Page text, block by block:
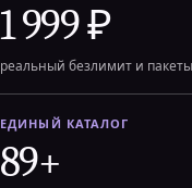
1 999 ₽
реальный безлимит и
ЕДИНЫЙ КАТАЛОГ
89+